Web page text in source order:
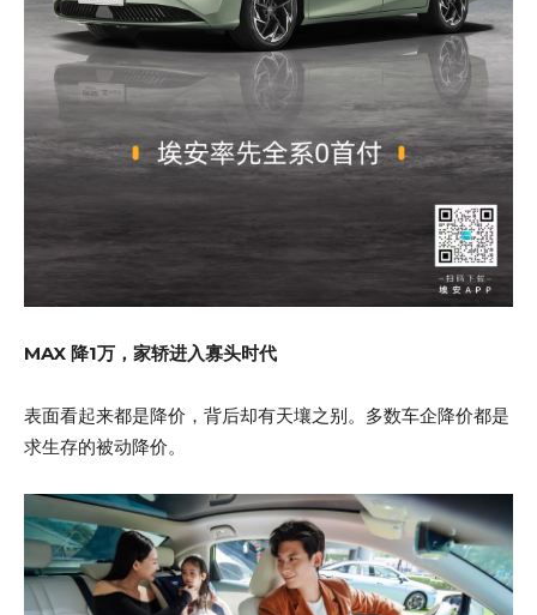
MAX 降1万，家轿进入寡头时代
表面看起来都是降价，背后却有天壤之别。多数车企降价都是
求生存的被动降价。